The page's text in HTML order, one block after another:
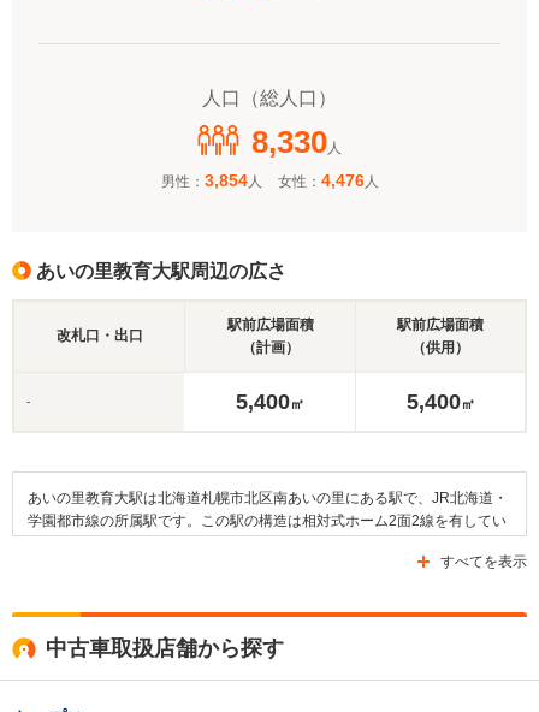
人口（総人口）
8,330 人
男性： 3,854人 女性： 4,476人
あいの里教育大駅周辺の広さ
改札口・出口
駅前広場面積
（計画）
駅前広場面積
（供用）
- 5,400㎡ 5,400㎡
あいの里教育大駅は北海道札幌市北区南あいの里にある駅で、JR北海道・
学園都市線の所属駅です。この駅の構造は相対式ホーム2面2線を有してい
公園駅になります。そして、この駅の周辺には札幌市立あいの里西小学校
らに、北海道医療大学病院などもあります。なお、駅周辺の交通面には道
道128号線や道道273号線などの道路が整備されているほか、北海道中央バ
スを利用することが可能です。
すべてを表示
中古車取扱店舗から探す